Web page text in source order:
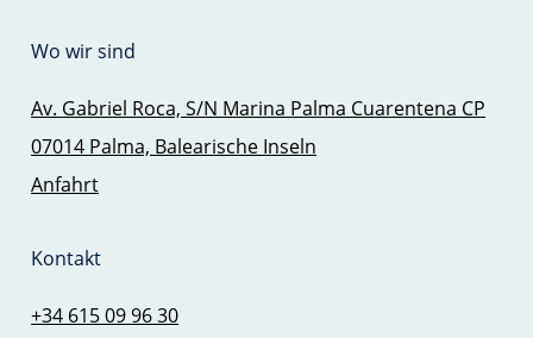
Wo wir sind
Av. Gabriel Roca, S/N Marina Palma Cuarentena CP
07014 Palma, Balearische Inseln
Anfahrt
Kontakt
+34 615 09 96 30